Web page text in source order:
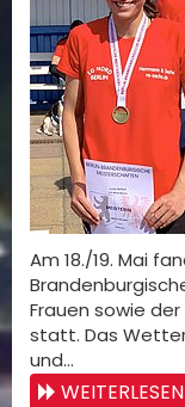
Am 18./19. Mai
Frauen sowie der
statt. Das
und…
WEITERLESEN